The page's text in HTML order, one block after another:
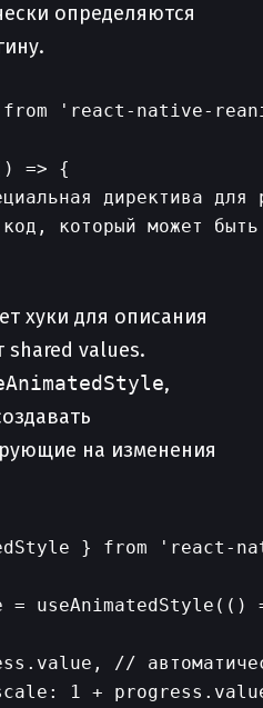
определяются
'react-native-
=> {
директива для
который может
хуки для описания
shared values.
,
на изменения
} from 'react-
= useAnimatedStyle(()
//
1 +